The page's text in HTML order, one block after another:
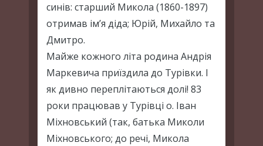
синів: старший Микола (1860-1897)
отримав ім’я діда; Юрій, Михайло та
Дмитро.
Майже кожного літа родина Андрія
Маркевича приїздила до Турівки. І
як дивно переплітаються долі! 83
роки працював у Турівці о. Іван
Міхновський (так, батька Миколи
Міхновського; до речі, Микола